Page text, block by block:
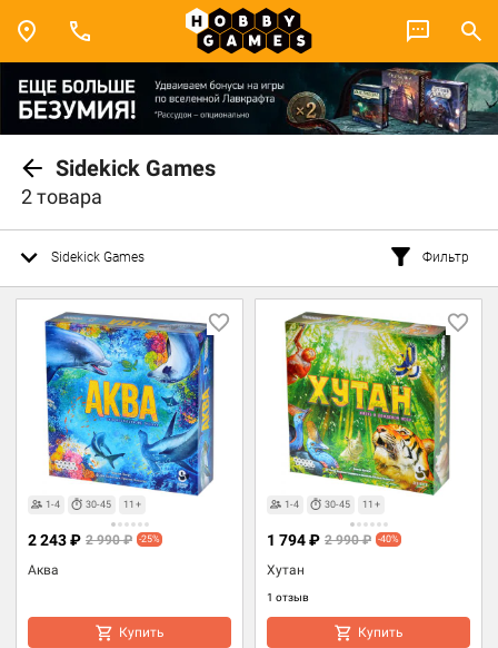
Sidekick Games
2 товара
Sidekick Games Фильтр
1-4 30-45 11+
Аква
2 243 ₽ 2 990 ₽ -25%
Купить
1-4 30-45 11+
Хутан
1 отзыв
1 794 ₽ 2 990 ₽ -40%
Купить